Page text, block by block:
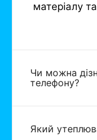
матеріалу
Чи можна
телефону?
Який